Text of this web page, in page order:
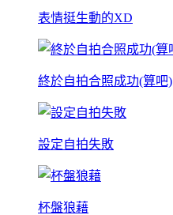
表情挺生動的XD
終於自拍合照成功(算吧)
設定自拍失敗
杯盤狼藉